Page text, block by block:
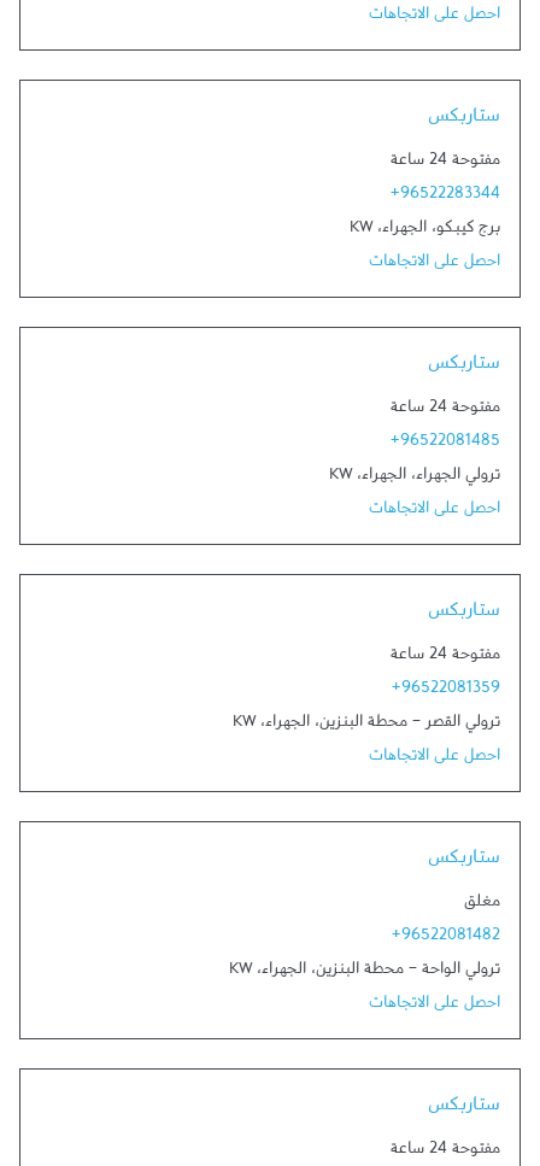
احصل على الاتجاهات
ستاربكس
مفتوحة 24 ساعة
+96522283344
برج كيبكو، الجهراء، KW
احصل على الاتجاهات
ستاربكس
مفتوحة 24 ساعة
+96522081485
ترولي الجهراء، الجهراء، KW
احصل على الاتجاهات
ستاربكس
مفتوحة 24 ساعة
+96522081359
ترولي القصر - محطة البنزين، الجهراء، KW
احصل على الاتجاهات
ستاربكس
مغلق
+96522081482
ترولي الواحة - محطة البنزين، الجهراء، KW
احصل على الاتجاهات
ستاربكس
مفتوحة 24 ساعة